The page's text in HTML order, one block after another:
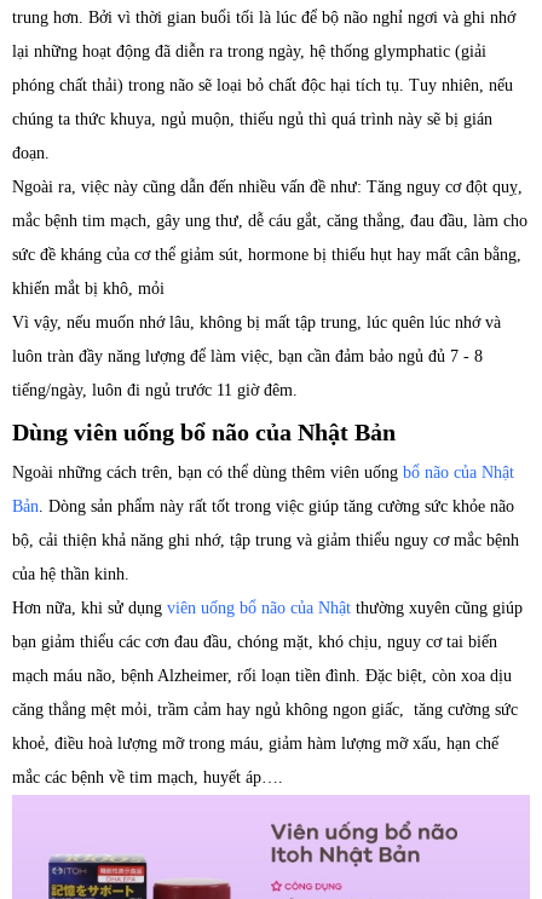
trung hơn. Bởi vì thời gian buổi tối là lúc để bộ não nghỉ ngơi và ghi nhớ
lại những hoạt động đã diễn ra trong ngày, hệ thống glymphatic (giải
phóng chất thải) trong não sẽ loại bỏ chất độc hại tích tụ. Tuy nhiên, nếu
chúng ta thức khuya, ngủ muộn, thiếu ngủ thì quá trình này sẽ bị gián
đoạn.
Ngoài ra, việc này cũng dẫn đến nhiều vấn đề như: Tăng nguy cơ đột quỵ,
mắc bệnh tim mạch, gây ung thư, dễ cáu gắt, căng thẳng, đau đầu, làm cho
sức đề kháng của cơ thể giảm sút, hormone bị thiếu hụt hay mất cân bằng,
khiến mắt bị khô, mỏi
Vì vậy, nếu muốn nhớ lâu, không bị mất tập trung, lúc quên lúc nhớ và
luôn tràn đầy năng lượng để làm việc, bạn cần đảm bảo ngủ đủ 7 - 8
tiếng/ngày, luôn đi ngủ trước 11 giờ đêm.
Dùng viên uống bổ não của Nhật Bản
Ngoài những cách trên, bạn có thể dùng thêm viên uống bổ não của Nhật
Bản. Dòng sản phẩm này rất tốt trong việc giúp tăng cường sức khỏe não
bộ, cải thiện khả năng ghi nhớ, tập trung và giảm thiểu nguy cơ mắc bệnh
của hệ thần kinh.
Hơn nữa, khi sử dụng viên uống bổ não của Nhật thường xuyên cũng giúp
bạn giảm thiểu các cơn đau đầu, chóng mặt, khó chịu, nguy cơ tai biến
mạch máu não, bệnh Alzheimer, rối loạn tiền đình. Đặc biệt, còn xoa dịu
căng thẳng mệt mỏi, trầm cảm hay ngủ không ngon giấc, tăng cường sức
khoẻ, điều hoà lượng mỡ trong máu, giảm hàm lượng mỡ xấu, hạn chế
mắc các bệnh về tim mạch, huyết áp….